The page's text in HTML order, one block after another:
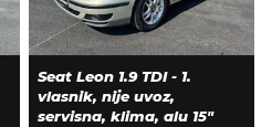
Seat Leon 1.9 TDI - 1.
vlasnik, nije uvoz,
servisna, klima, alu 15"